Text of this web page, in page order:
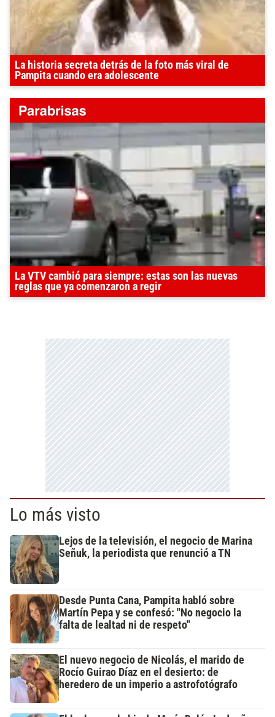
La historia secreta detrás de la foto más viral de
Pampita cuando era adolescente
La VTV cambió para siempre: estas son las nuevas
reglas que ya comenzaron a regir
Lo más visto
Lejos de la televisión, el negocio de Marina
Señuk, la periodista que renunció a TN
Desde Punta Cana, Pampita habló sobre
Martín Pepa y se confesó: "No negocio la
falta de lealtad ni de respeto"
El nuevo negocio de Nicolás, el marido de
Rocío Guirao Díaz en el desierto: de
heredero de un imperio a astrofotógrafo